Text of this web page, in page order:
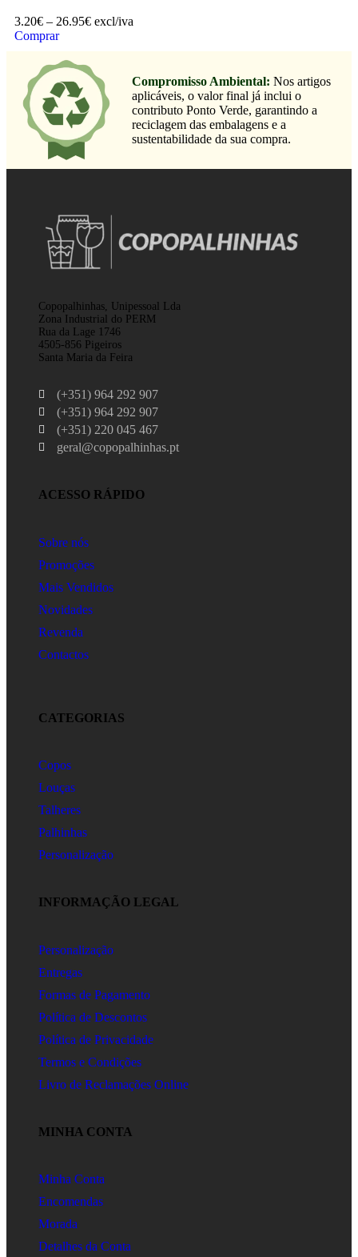
3.20€ – 26.95€ excl/iva
Comprar
Compromisso Ambiental: Nos artigos
aplicáveis, o valor final já inclui o
contributo Ponto Verde, garantindo a
reciclagem das embalagens e a
sustentabilidade da sua compra.
Copopalhinhas, Unipessoal Lda
Zona Industrial do PERM
Rua da Lage 1746
4505-856 Pigeiros
Santa Maria da Feira
(+351) 964 292 907
(+351) 964 292 907
(+351) 220 045 467
geral@copopalhinhas.pt
ACESSO RÁPIDO
Sobre nós
Promoções
Mais Vendidos
Novidades
Revenda
Contactos
CATEGORIAS
Copos
Louças
Talheres
Palhinhas
Personalização
INFORMAÇÃO LEGAL
Personalização
Entregas
Formas de Pagamento
Política de Descontos
Política de Privacidade
Termos e Condições
Livro de Reclamações Online
MINHA CONTA
Minha Conta
Encomendas
Morada
Detalhes da Conta